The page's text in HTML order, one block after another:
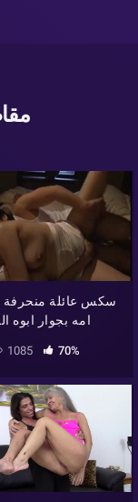
سكس عائلة منحرفة
امه بجوار ابوه
1085 70%